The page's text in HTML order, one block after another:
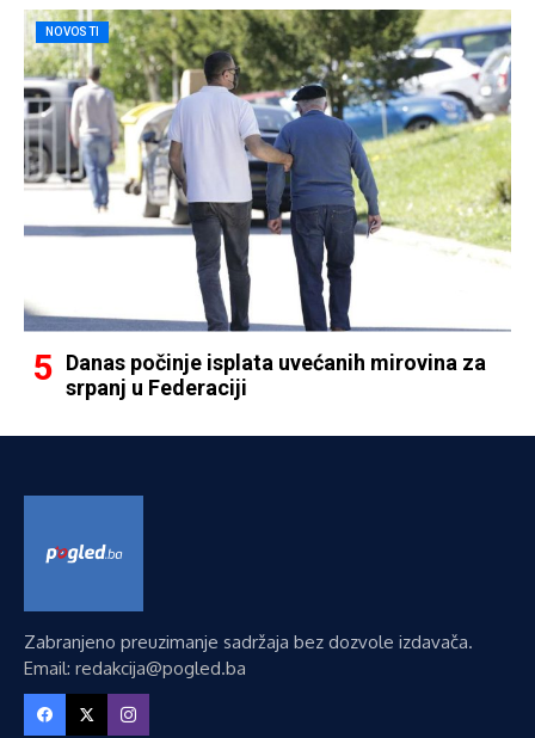
NOVOSTI
Danas počinje isplata uvećanih mirovina za
srpanj u Federaciji
Zabranjeno preuzimanje sadržaja bez dozvole izdavača.
Email: redakcija@pogled.ba